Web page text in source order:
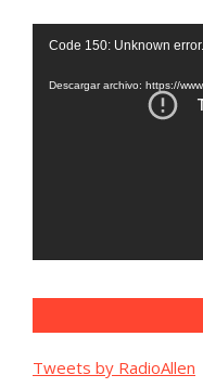
Reproductor
vídeo
Code 150: Unknown error.
Descargar archivo: https://
Tweets by RadioAllen